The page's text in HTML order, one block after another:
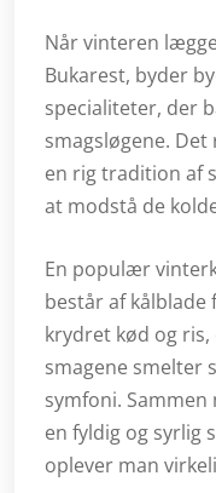
Når vinteren
Bukarest, byder
specialiteter, der
smagsløgene.
en rig tradition af
at modstå de
En populær
består af kålblade
krydret kød og
smagene smelter
symfoni. Sammen
en fyldig og syrlig
oplever man